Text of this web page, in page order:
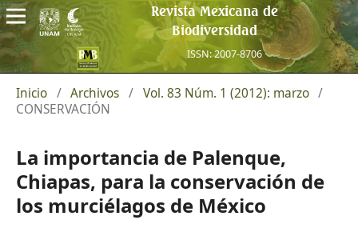
Revista Mexicana de
Biodiversidad
ISSN: 2007-8706
Inicio / Archivos / Vol. 83 Núm. 1 (2012): marzo /
CONSERVACIÓN
La importancia de Palenque,
Chiapas, para la conservación de
los murciélagos de México